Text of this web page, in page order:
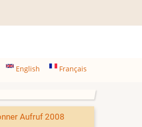
English Français
Aufruf 2008